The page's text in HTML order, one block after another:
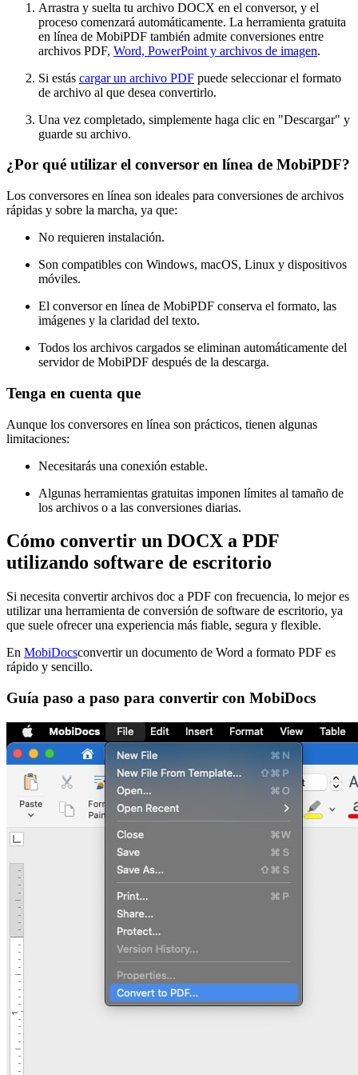
Arrastra y suelta tu archivo DOCX en el conversor, y el
proceso comenzará automáticamente. La herramienta gratuita
en línea de MobiPDF también admite conversiones entre
archivos PDF, Word, PowerPoint y archivos de imagen.
Si estás cargar un archivo PDF puede seleccionar el formato
de archivo al que desea convertirlo.
Una vez completado, simplemente haga clic en "Descargar" y
guarde su archivo.
¿Por qué utilizar el conversor en línea de MobiPDF?
Los conversores en línea son ideales para conversiones de archivos
rápidas y sobre la marcha, ya que:
No requieren instalación.
Son compatibles con Windows, macOS, Linux y dispositivos
móviles.
El conversor en línea de MobiPDF conserva el formato, las
imágenes y la claridad del texto.
Todos los archivos cargados se eliminan automáticamente del
servidor de MobiPDF después de la descarga.
Tenga en cuenta que
Aunque los conversores en línea son prácticos, tienen algunas
limitaciones:
Necesitarás una conexión estable.
Algunas herramientas gratuitas imponen límites al tamaño de
los archivos o a las conversiones diarias.
Cómo convertir un DOCX a PDF
utilizando software de escritorio
Si necesita convertir archivos doc a PDF con frecuencia, lo mejor es
utilizar una herramienta de conversión de software de escritorio, ya
que suele ofrecer una experiencia más fiable, segura y flexible.
En MobiDocsconvertir un documento de Word a formato PDF es
rápido y sencillo.
Guía paso a paso para convertir con MobiDocs